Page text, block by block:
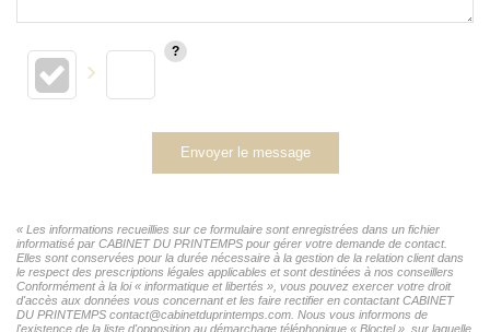
Envoyer le message
« Les informations recueillies sur ce formulaire sont enregistrées dans un fichier
informatisé par CABINET DU PRINTEMPS pour gérer votre demande de contact.
Elles sont conservées pour la durée nécessaire à la gestion de la relation client dans
le respect des prescriptions légales applicables et sont destinées à nos conseillers
Conformément à la loi « informatique et libertés », vous pouvez exercer votre droit
d'accès aux données vous concernant et les faire rectifier en contactant CABINET
DU PRINTEMPS contact@cabinetduprintemps.com. Nous vous informons de
l'existence de la liste d'opposition au démarchage téléphonique « Bloctel », sur laquelle